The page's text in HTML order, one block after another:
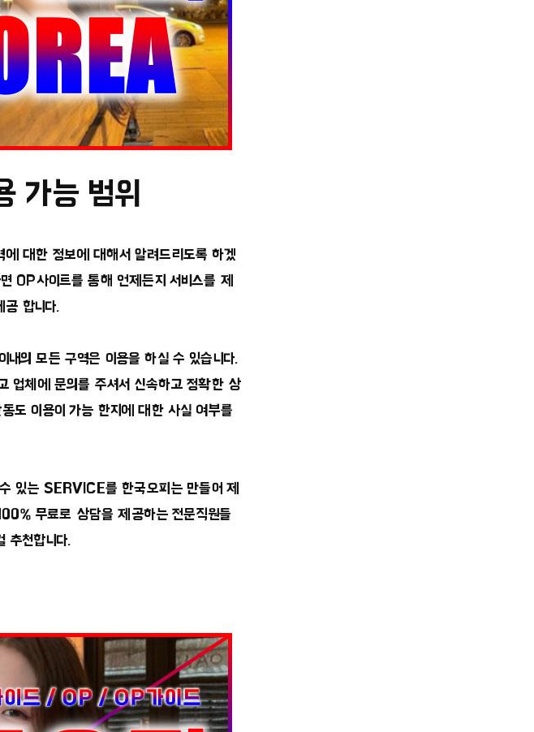
가능 범위
대한 정보에 대해서 알려드리도록 하겠
OP사이트를 통해 언제든지 서비스를 제
합니다.
의 모든 구역은 이용을 하실 수 있습니다.
업체에 문의를 주셔서 신속하고 정확한 상
도 이용이 가능 한지에 대한 사실 여부를
있는 SERVICE를 한국오피는 만들어 제
무료로 상담을 제공하는 전문직원들
추천합니다.